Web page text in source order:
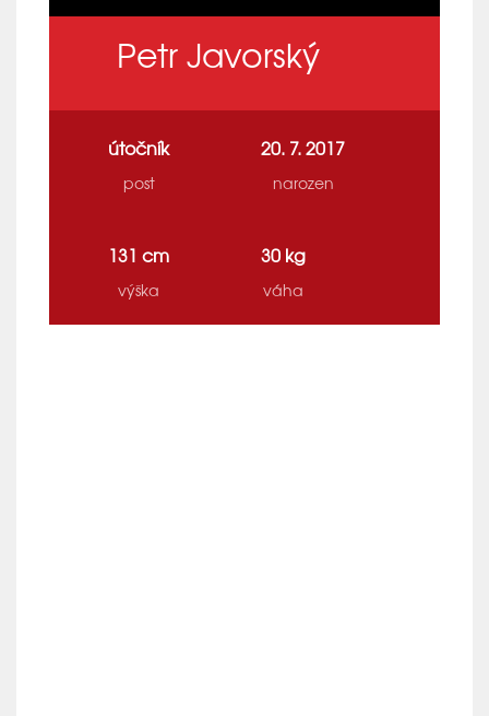
Petr Javorský
útočník
post
20. 7. 2017
narozen
131 cm
výška
30 kg
váha